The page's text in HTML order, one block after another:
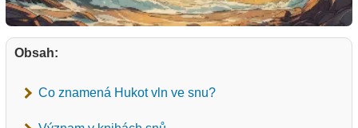
Obsah:
Co znamená Hukot vln ve snu?